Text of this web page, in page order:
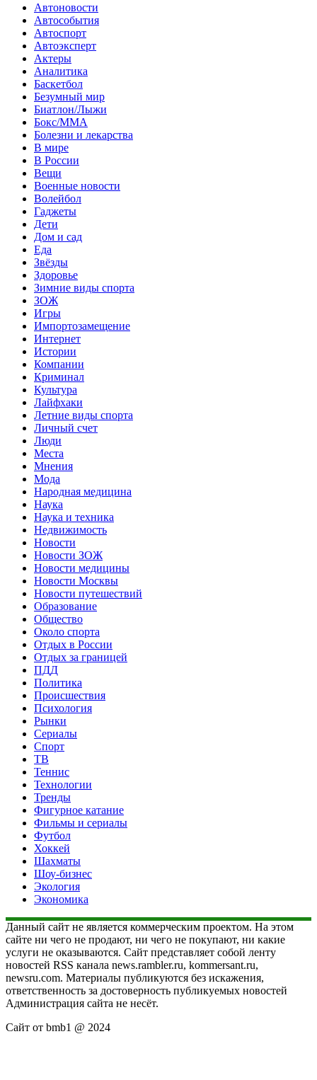
Автоновости
Автособытия
Автоспорт
Автоэксперт
Актеры
Аналитика
Баскетбол
Безумный мир
Биатлон/Лыжи
Бокс/MMA
Болезни и лекарства
В мире
В России
Вещи
Военные новости
Волейбол
Гаджеты
Дети
Дом и сад
Еда
Звёзды
Здоровье
Зимние виды спорта
ЗОЖ
Игры
Импортозамещение
Интернет
Истории
Компании
Криминал
Культура
Лайфхаки
Летние виды спорта
Личный счет
Люди
Места
Мнения
Мода
Народная медицина
Наука
Наука и техника
Недвижимость
Новости
Новости ЗОЖ
Новости медицины
Новости Москвы
Новости путешествий
Образование
Общество
Около спорта
Отдых в России
Отдых за границей
ПДД
Политика
Происшествия
Психология
Рынки
Сериалы
Спорт
ТВ
Теннис
Технологии
Тренды
Фигурное катание
Фильмы и сериалы
Футбол
Хоккей
Шахматы
Шоу-бизнес
Экология
Экономика
Данный сайт не является коммерческим проектом. На этом
сайте ни чего не продают, ни чего не покупают, ни какие
услуги не оказываются. Сайт представляет собой ленту
новостей RSS канала news.rambler.ru, kommersant.ru,
newsru.com. Материалы публикуются без искажения,
ответственность за достоверность публикуемых новостей
Администрация сайта не несёт.
Сайт от bmb1 @ 2024